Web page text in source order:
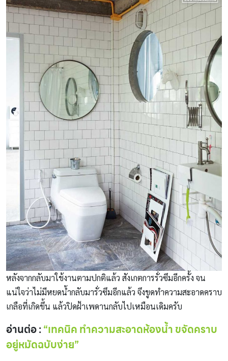
หลังจากกลับมาใช้งานตามปกติแล้ว สังเกตการรั่วซึมอีกครั้ง จน
แน่ใจว่าไม่มีหยดน้ํากลับมารั่วซึมอีกแล้ว จึงขูดทําความสะอาดคราบ
เกลือที่เกิดขึ้น แล้วปิดฝ้าเพดานกลับไปเหมือนเดิมครับ
อ่านต่อ :“เทคนิค ทำความสะอาดห้องน้ำ ขจัดคราบ
อยู่หมัดฉบับง่าย”